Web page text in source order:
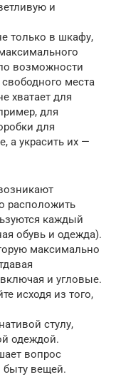
и
только в шкафу,
возможности
места
хватает для
для
для
а украсить их —
расположить
каждый
обувь и одежда).
максимально
и угловые.
исходя из того,
стулу,
одеждой.
вопрос
быту вещей.